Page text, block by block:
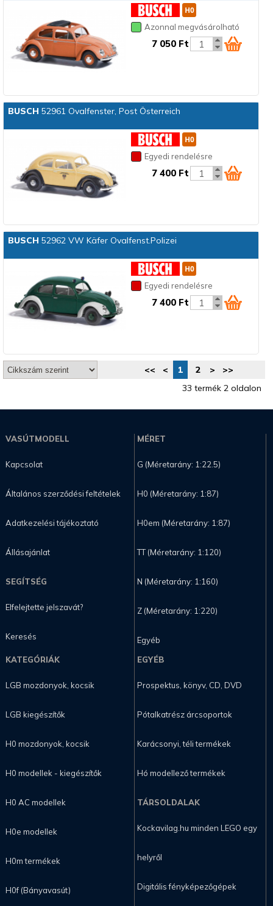
Azonnal megvásárolható
7 050 Ft
BUSCH 52961 Ovalfenster, Post Österreich
Egyedi rendelésre
7 400 Ft
BUSCH 52962 VW Käfer Ovalfenst.Polizei
Egyedi rendelésre
7 400 Ft
<< < 1 2 >
>>
33 termék 2 oldalon
VASÚTMODELL
Kapcsolat
Általános szerződési feltételek
Adatkezelési tájékoztató
Állásajánlat
SEGÍTSÉG
Elfelejtette jelszavát?
Keresés
MÉRET
G (Méretarány: 1:22.5)
H0 (Méretarány: 1:87)
H0em (Méretarány: 1:87)
TT (Méretarány: 1:120)
N (Méretarány: 1:160)
Z (Méretarány: 1:220)
Egyéb
KATEGÓRIÁK
LGB mozdonyok, kocsik
LGB kiegészítők
H0 mozdonyok, kocsik
H0 modellek - kiegészítők
H0 AC modellek
H0e modellek
H0m termékek
H0f (Bányavasút)
EGYÉB
Prospektus, könyv, CD, DVD
Pótalkatrész árcsoportok
Karácsonyi, téli termékek
Hó modellező termékek
TÁRSOLDALAK
Kockavilag.hu minden LEGO egy
helyről
Digitális fényképezőgépek